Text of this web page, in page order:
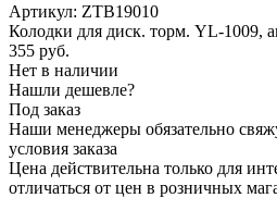
Артикул: ZTB19010
Колодки для диск. торм. YL-1009,
355 руб.
Нет в наличии
Нашли дешевле?
Под заказ
Наши менеджеры обязательно
условия заказа
Цена действительна только для
отличаться от цен в розничных